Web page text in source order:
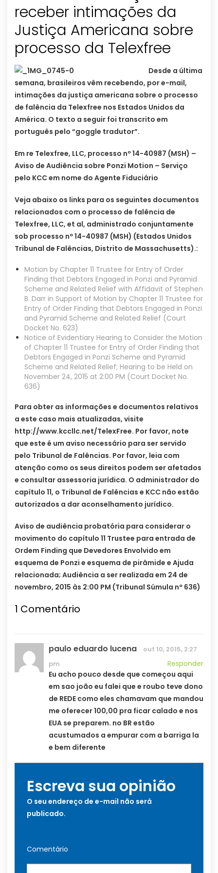
receber intimações da
Justiça Americana sobre
processo da Telexfree
Desde a última
semana, brasileiros vêm recebendo, por e-mail,
intimações da justiça americana sobre o processo
de falência da Telexfree nos Estados Unidos da
América. O texto a seguir foi transcrito em
português pelo “goggle tradutor”.
Em re Telexfree, LLC, processo nº 14-40987 (MSH) –
Aviso de Audiência sobre Ponzi Motion – Serviço
pelo KCC em nome do Agente Fiduciário
Veja abaixo os links para os seguintes documentos
relacionados com o processo de falência de
Telexfree, LLC, et al, administrado conjuntamente
sob processo nº 14-40987 (MSH) (Estados Unidos
Tribunal de Falências, Distrito de Massachusetts).:
Motion by Chapter 11 Trustee for Entry of Order
Finding that Debtors Engaged in Ponzi and Pyramid
Scheme and Related Relief with Affidavit of Stephen
B. Darr in Support of Motion by Chapter 11 Trustee for
Entry of Order Finding that Debtors Engaged in Ponzi
and Pyramid Scheme and Related Relief (Court
Docket No. 623)
Notice of Evidentiary Hearing to Consider the Motion
of Chapter 11 Trustee for Entry of Order Finding that
Debtors Engaged in Ponzi Scheme and Pyramid
Scheme and Related Relief; Hearing to be Held on
November 24, 2015 at 2:00 PM (Court Docket No.
636)
Para obter as informações e documentos relativos
a este caso mais atualizadas, visite
http://www.kccllc.net/TelexFree. Por favor, note
que este é um aviso necessário para ser servido
pelo Tribunal de Falências. Por favor, leia com
atenção como os seus direitos podem ser afetados
e consultar assessoria jurídica. O administrador do
capítulo 11, o Tribunal de Falências e KCC não estão
autorizados a dar aconselhamento jurídico.
Aviso de audiência probatória para considerar o
movimento do capítulo 11 Trustee para entrada de
Ordem Finding que Devedores Envolvido em
esquema de Ponzi e esquema de pirâmide e Ajuda
relacionada; Audiência a ser realizada em 24 de
novembro, 2015 às 2:00 PM (Tribunal Súmula nº 636)
1 Comentário
paulo eduardo lucena
out 10, 2015, 2:27
pm
Responder
Eu acho pouco desde que começou aqui
em sao joão eu falei que e roubo teve dono
de REDE como eles chamavam que mandou
me oferecer 100,00 pra ficar calado e nos
EUA se preparem. no BR estão
acustumados a empurar com a barriga la
e bem diferente
Escreva sua opinião
O seu endereço de e-mail não será
publicado.
Comentário